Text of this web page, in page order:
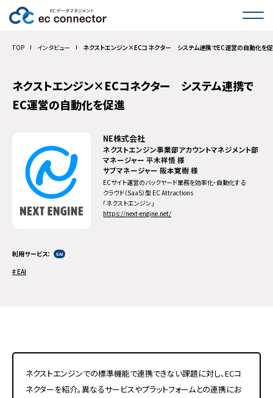
サービス一覧
活用事例
コラム
TOP インタビュー ネクストエンジン×ECコネクター システム連携でEC運営の自動化を
ネクストエンジン×ECコネクター システム連携で
EC運営の自動化を促進
NE株式会社
ネクストエンジン事業部アカウントマネジメント部
マネージャー 平木祥悟 様
サブマネージャー 阪本寛樹 様
ECサイト運営のバックヤード業務を効率化・自動化する
クラウド（SaaS）型 EC Attractions
「ネクストエンジン」
https://next-engine.net/
利用サービス EAI
EAI
ネクストエンジンでの標準機能で連携できない課題に対し、ECコ
ネクターを紹介。異なるサービスやプラットフォームとの連携にお